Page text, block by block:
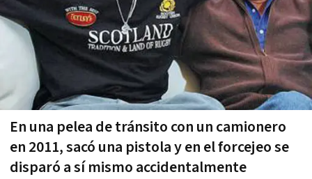
En una pelea de tránsito con un camionero
en 2011, sacó una pistola y en el forcejeo se
disparó a sí mismo accidentalmente